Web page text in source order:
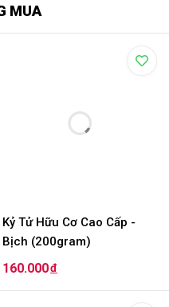
MUA
Kỷ Tử Hữu Cơ Cao Cấp -
Bịch (200gram)
160.000đ